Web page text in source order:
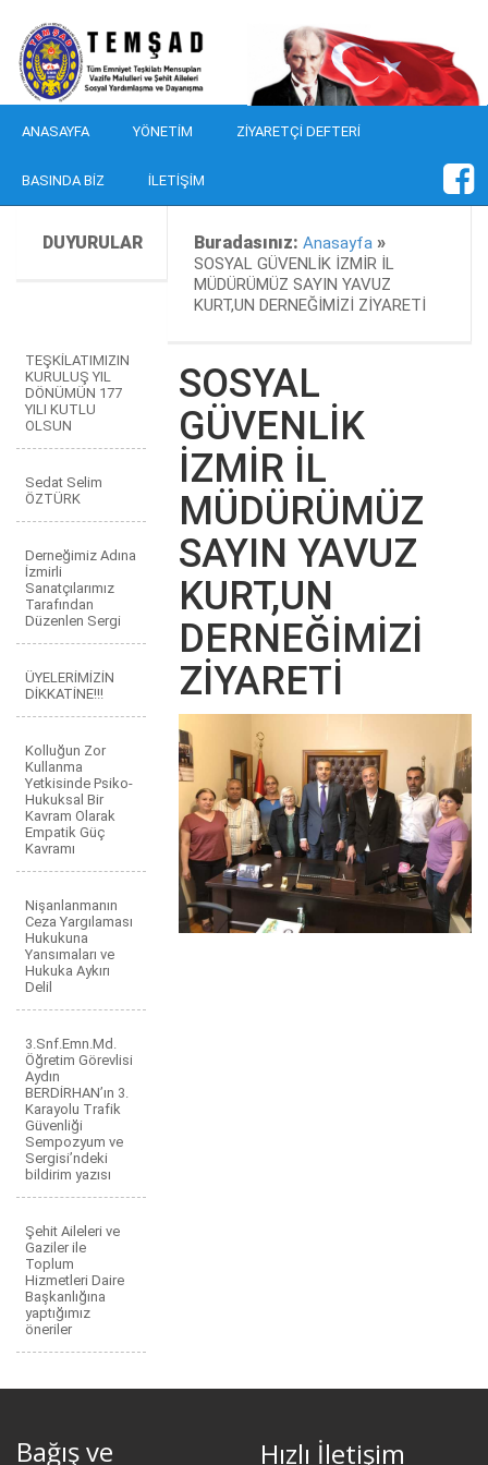
ANASAYFA YÖNETIM ZIYARETÇI DEFTERI
BASINDA BIZ İLETIŞIM
DUYURULAR Buradasınız:Anasayfa »
SOSYAL GÜVENLİK İZMİR İL
MÜDÜRÜMÜZ SAYIN YAVUZ
KURT,UN DERNEĞİMİZİ ZİYARETİ
TEŞKİLATIMIZIN
KURULUŞ YIL
DÖNÜMÜN 177
YILI KUTLU
OLSUN
Sedat Selim
ÖZTÜRK
Derneğimiz Adına
İzmirli
Sanatçılarımız
Tarafından
Düzenlen Sergi
ÜYELERİMİZİN
DİKKATİNE!!!
Kolluğun Zor
Kullanma
Yetkisinde Psiko-
Hukuksal Bir
Kavram Olarak
Empatik Güç
Kavramı
Nişanlanmanın
Ceza Yargılaması
Hukukuna
Yansımaları ve
Hukuka Aykırı
Delil
3.Snf.Emn.Md.
Öğretim Görevlisi
Aydın
BERDİRHAN’ın 3.
Karayolu Trafik
Güvenliği
Sempozyum ve
Sergisi’ndeki
bildirim yazısı
Şehit Aileleri ve
Gaziler ile
Toplum
Hizmetleri Daire
Başkanlığına
yaptığımız
öneriler
SOSYAL
GÜVENLİK
İZMİR İL
MÜDÜRÜMÜZ
SAYIN YAVUZ
KURT,UN
DERNEĞİMİZİ
ZİYARETİ
Bağış ve Hızlı İletişim